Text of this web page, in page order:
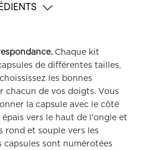
Chaque kit
de différentes tailles,
les bonnes
chacun de vos doigts. Vous
la capsule avec le côté
vers le haut de l'ongle et
rond et souple vers les
capsules sont numérotées